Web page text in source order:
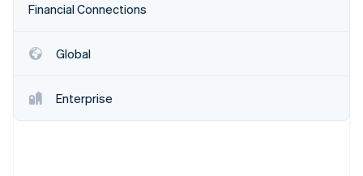
Financial Connections
Global
Enterprise